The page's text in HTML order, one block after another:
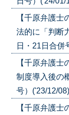
【千原弁護
法的に「判断
日・21日合併
【千原弁護
制度導入後の
号）('23/12/08)
【千原弁護